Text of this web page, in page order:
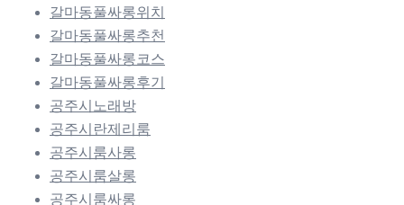
갈마동풀싸롱위치
갈마동풀싸롱추천
갈마동풀싸롱코스
갈마동풀싸롱후기
공주시노래방
공주시란제리룸
공주시룸사롱
공주시룸살롱
공주시룸싸롱